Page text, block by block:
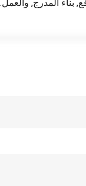
بناء المدرج, والعمل.